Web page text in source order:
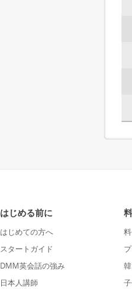
はじめる前に
はじめての方へ
スタートガイド
DMM英会話の強み
日本人講師